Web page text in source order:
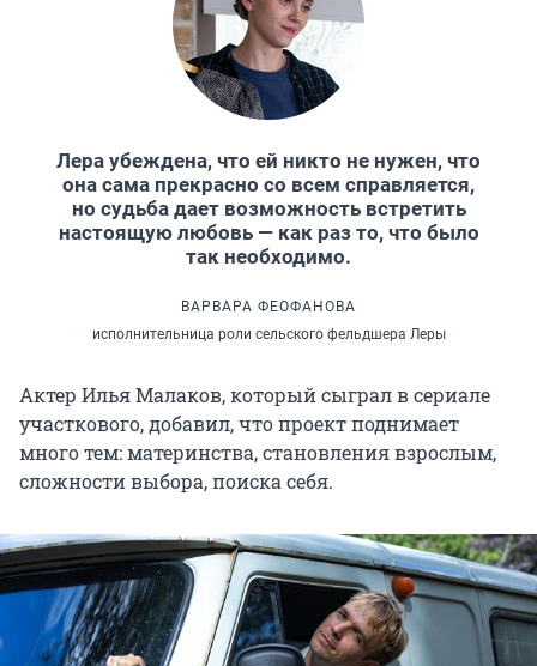
Лера убеждена, что ей никто не нужен, что
она сама прекрасно со всем справляется,
но судьба дает возможность встретить
настоящую любовь — как раз то, что было
так необходимо.
ВАРВАРА ФЕОФАНОВА
исполнительница роли сельского фельдшера Леры
Актер Илья Малаков, который сыграл в сериале
участкового, добавил, что проект поднимает
много тем: материнства, становления взрослым,
сложности выбора, поиска себя.